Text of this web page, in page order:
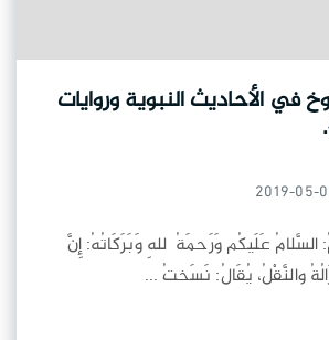
في الأحاديث النبوية وروايات
السَّلامُ عَلَيكُم وَرَحمَةُ ٱللهِ وَبَرَكَاتُهُ: إِنَّ
والنَّقْلُ، يُقَالُ: نَسَختُ ...